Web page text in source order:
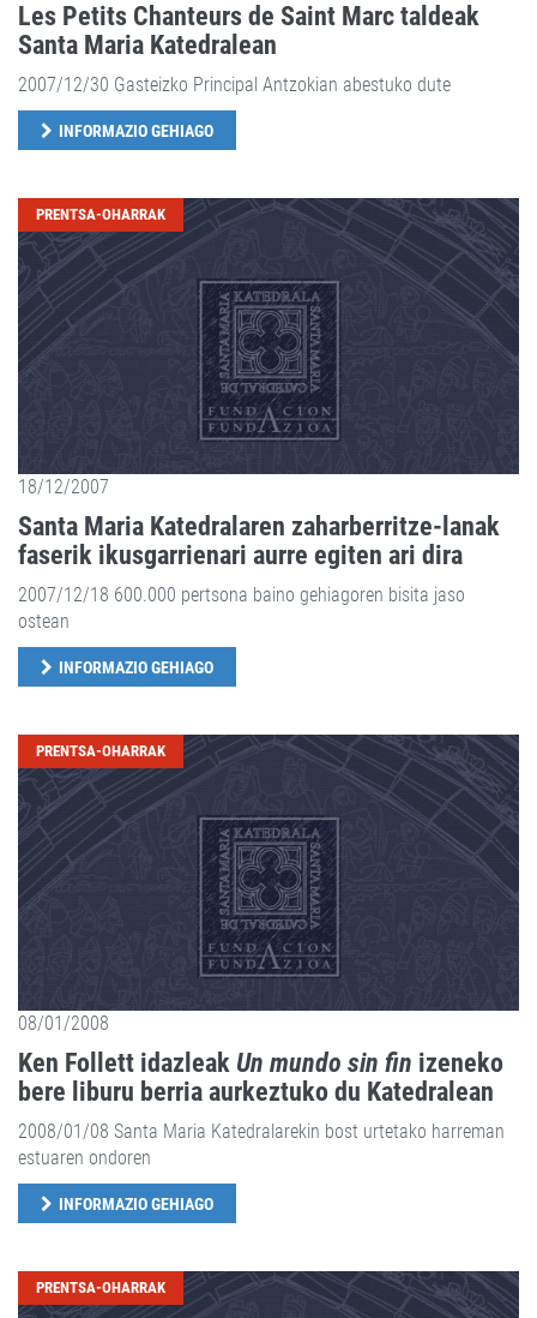
Les Petits Chanteurs de Saint Marc taldeak
Santa Maria Katedralean
2007/12/30 Gasteizko Principal Antzokian abestuko dute
INFORMAZIO GEHIAGO
PRENTSA-OHARRAK
18/12/2007
Santa Maria Katedralaren zaharberritze-lanak
faserik ikusgarrienari aurre egiten ari dira
2007/12/18 600.000 pertsona baino gehiagoren bisita jaso
ostean
INFORMAZIO GEHIAGO
PRENTSA-OHARRAK
08/01/2008
Ken Follett idazleak Un mundo sin fin izeneko
bere liburu berria aurkeztuko du Katedralean
2008/01/08 Santa Maria Katedralarekin bost urtetako harreman
estuaren ondoren
INFORMAZIO GEHIAGO
PRENTSA-OHARRAK